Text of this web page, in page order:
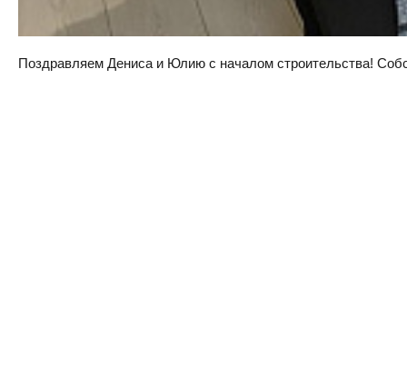
Поздравляем Дениса и Юлию с началом строительства!